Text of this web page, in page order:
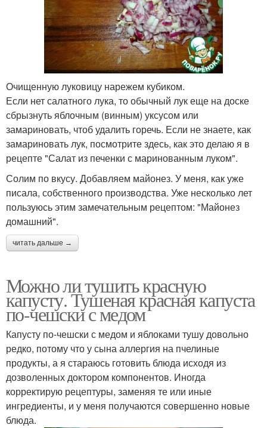
Очищенную луковицу нарежем кубиком.
Если нет салатного лука, то обычный лук еще на доске
сбрызнуть яблочным (винным) уксусом или
замариновать, чтоб удалить горечь. Если не знаете, как
замариновать лук, посмотрите здесь, как это делаю я в
рецепте "Салат из печенки с маринованным луком".
Солим по вкусу. Добавляем майонез. У меня, как уже
писала, собственного производства. Уже несколько лет
пользуюсь этим замечательным рецептом: "Майонез
домашний".
читать дальше →
Можно ли тушить красную
капусту. Тушеная красная капуста
по-чешски с медом
Капусту по-чешски с медом и яблоками тушу довольно
редко, потому что у сына аллергия на пчелиные
продукты, а я стараюсь готовить блюда исходя из
дозволенных доктором компонентов. Иногда
корректирую рецептуры, заменяя те или иные
ингредиенты, и у меня получаются совершенно новые
блюда.